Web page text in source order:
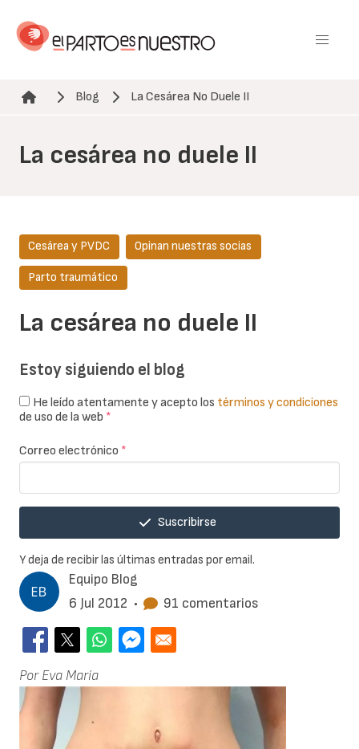
contenido
Ruta de navegación
Blog La Cesárea No Duele II
La cesárea no duele II
Equipo Blog
6 Jul 2012 • 91 comentarios
La cesárea no duele II
Cesárea y PVDC Opinan nuestras socias
Parto traumático
Por Eva María
Estoy siguiendo el blog
He leído atentamente y acepto los términos y condiciones
de uso de la web *
Correo electrónico *
Suscribirse
Y deja de recibir las últimas entradas por email.